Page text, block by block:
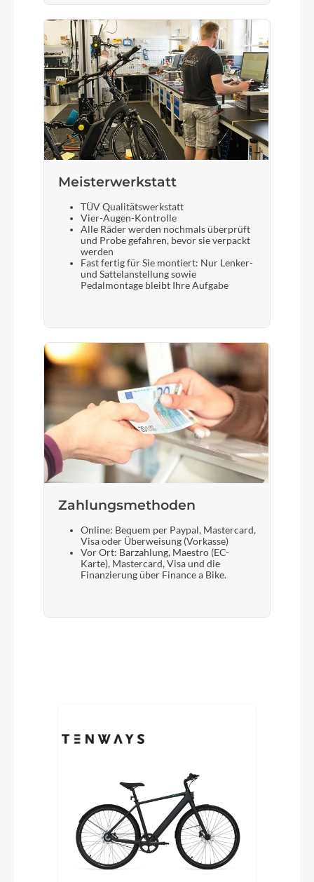
Meisterwerkstatt
TÜV Qualitätswerkstatt
Vier-Augen-Kontrolle
Alle Räder werden nochmals überprüft
und Probe gefahren, bevor sie verpackt
werden
Fast fertig für Sie montiert: Nur Lenker-
und Sattelanstellung sowie
Pedalmontage bleibt Ihre Aufgabe
Zahlungsmethoden
Online: Bequem per Paypal, Mastercard,
Visa oder Überweisung (Vorkasse)
Vor Ort: Barzahlung, Maestro (EC-
Karte), Mastercard, Visa und die
Finanzierung über Finance a Bike.